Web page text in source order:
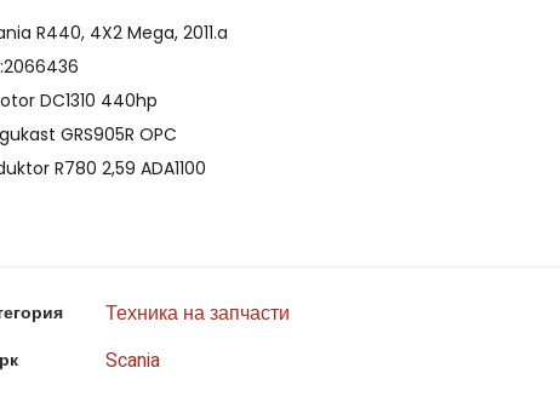
R440, 4X2 Mega, 2011.a
DC1310 440hp
GRS905R OPC
R780 2,59 ADA1100
Техника на запчасти
Scania